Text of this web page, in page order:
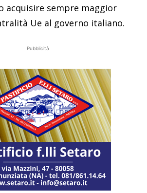
acquisire sempre maggior
Ue al governo italiano.
Pubblicità